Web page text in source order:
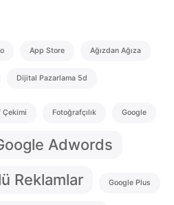
App Store Ağızdan Ağıza
Dijital Pazarlama 5d
Çekimi Fotoğrafçılık Google
Adwords
Reklamlar
Google Plus